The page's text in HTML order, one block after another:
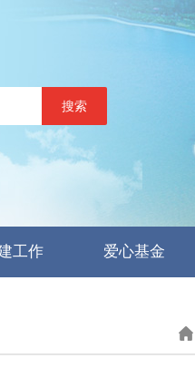
搜索
工作 爱心基金
